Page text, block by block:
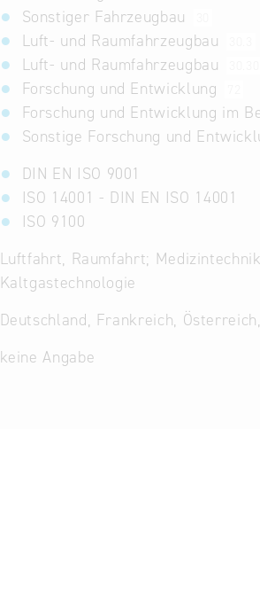
Sonstiger Fahrzeugbau
Luft- und Raumfahrzeugbau
Luft- und Raumfahrzeugbau
Forschung und Entwicklung
Forschung und Entwicklung im
Sonstige Forschung und
DIN EN ISO 9001
ISO 14001 - DIN EN ISO 14001
ISO 9100
Luftfahrt, Raumfahrt;
Kaltgastechnologie
Deutschland, Frankreich,
keine Angabe